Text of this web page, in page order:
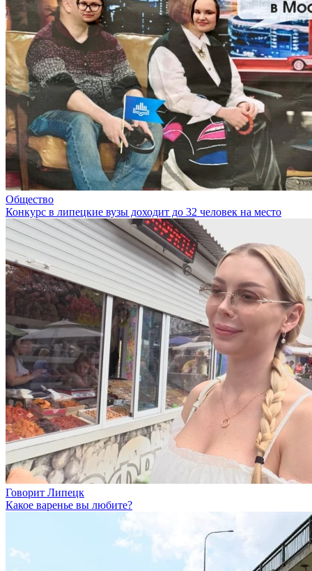
Общество
Конкурс в липецкие вузы доходит до 32 человек на место
Говорит Липецк
Какое варенье вы любите?